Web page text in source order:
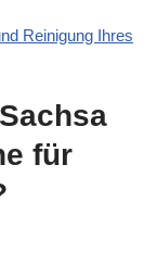
Reinigung Ihres
für